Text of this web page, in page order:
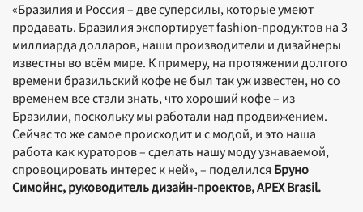
«Бразилия и Россия – две суперсилы, которые умеют
продавать. Бразилия экспортирует fashion-продуктов на 3
миллиарда долларов, наши производители и дизайнеры
известны во всём мире. К примеру, на протяжении долгого
времени бразильский кофе не был так уж известен, но со
временем все стали знать, что хороший кофе – из
Бразилии, поскольку мы работали над продвижением.
Сейчас то же самое происходит и с модой, и это наша
работа как кураторов – сделать нашу моду узнаваемой,
спровоцировать интерес к ней», – поделился Бруно
Симойнс, руководитель дизайн-проектов, APEX Brasil.